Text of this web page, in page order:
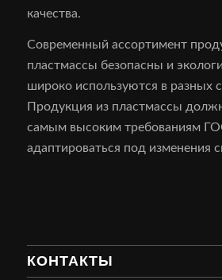
качества.
Современный ассортимент
пластмассы безопасны и
широко используются в разных
Продукция из пластмассы
самым высоким требованиям
адаптироваться под изменения
КОНТАКТЫ